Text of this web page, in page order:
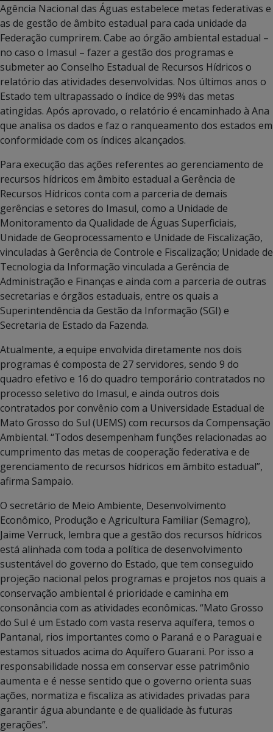
Agência Nacional das Águas estabelece metas federativas e
as de gestão de âmbito estadual para cada unidade da
Federação cumprirem. Cabe ao órgão ambiental estadual –
no caso o Imasul – fazer a gestão dos programas e
submeter ao Conselho Estadual de Recursos Hídricos o
relatório das atividades desenvolvidas. Nos últimos anos o
Estado tem ultrapassado o índice de 99% das metas
atingidas. Após aprovado, o relatório é encaminhado à Ana
que analisa os dados e faz o ranqueamento dos estados em
conformidade com os índices alcançados.
Para execução das ações referentes ao gerenciamento de
recursos hídricos em âmbito estadual a Gerência de
Recursos Hídricos conta com a parceria de demais
gerências e setores do Imasul, como a Unidade de
Monitoramento da Qualidade de Águas Superficiais,
Unidade de Geoprocessamento e Unidade de Fiscalização,
vinculadas à Gerência de Controle e Fiscalização; Unidade de
Tecnologia da Informação vinculada a Gerência de
Administração e Finanças e ainda com a parceria de outras
secretarias e órgãos estaduais, entre os quais a
Superintendência da Gestão da Informação (SGI) e
Secretaria de Estado da Fazenda.
Atualmente, a equipe envolvida diretamente nos dois
programas é composta de 27 servidores, sendo 9 do
quadro efetivo e 16 do quadro temporário contratados no
processo seletivo do Imasul, e ainda outros dois
contratados por convênio com a Universidade Estadual de
Mato Grosso do Sul (UEMS) com recursos da Compensação
Ambiental. “Todos desempenham funções relacionadas ao
cumprimento das metas de cooperação federativa e de
gerenciamento de recursos hídricos em âmbito estadual”,
afirma Sampaio.
O secretário de Meio Ambiente, Desenvolvimento
Econômico, Produção e Agricultura Familiar (Semagro),
Jaime Verruck, lembra que a gestão dos recursos hídricos
está alinhada com toda a política de desenvolvimento
sustentável do governo do Estado, que tem conseguido
projeção nacional pelos programas e projetos nos quais a
conservação ambiental é prioridade e caminha em
consonância com as atividades econômicas. “Mato Grosso
do Sul é um Estado com vasta reserva aquífera, temos o
Pantanal, rios importantes como o Paraná e o Paraguai e
estamos situados acima do Aquífero Guarani. Por isso a
responsabilidade nossa em conservar esse patrimônio
aumenta e é nesse sentido que o governo orienta suas
ações, normatiza e fiscaliza as atividades privadas para
garantir água abundante e de qualidade às futuras
gerações”.